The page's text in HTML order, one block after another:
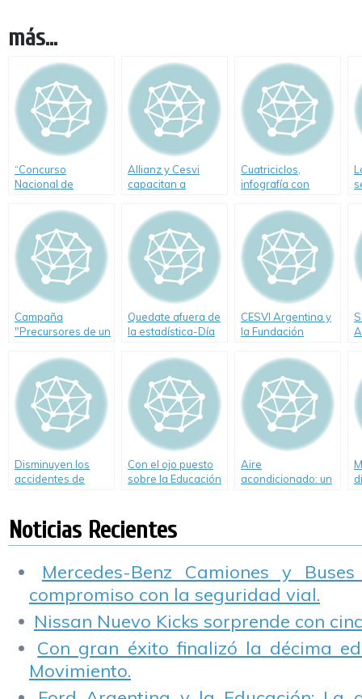
más...
“Concurso
Nacional de
Creciendo
Seguros”,
Allianz y Cesvi
capacitan a
seguridad vial
Cuatriciclos,
infografía con
Campaña
"Precursores de un
Quedate afuera de
la estadística-Día
CESVI Argentina y
la Fundación
el cambio vial en
los jóvenes.
Disminuyen los
accidentes de
Aires
Con el ojo puesto
sobre la Educación
Aire
acondicionado: un
Noticias Recientes
Mercedes-Benz Camiones y
compromiso con la seguridad vial.
Nissan Nuevo Kicks sorprende con
Con gran éxito finalizó la décima
Movimiento.